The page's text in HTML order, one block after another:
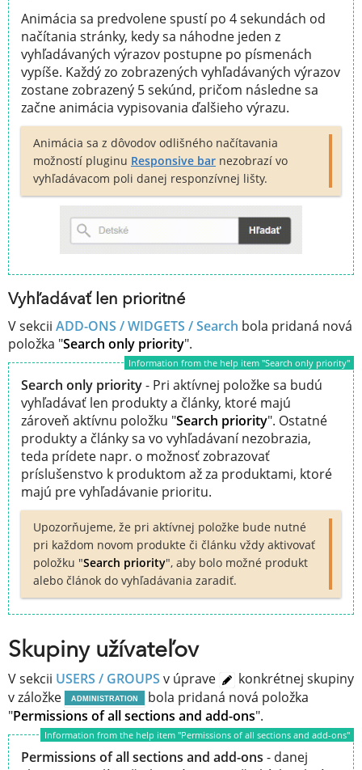
Animácia sa predvolene spustí po 4 sekundách od
načítania stránky, kedy sa náhodne jeden z
vyhľadávaných výrazov postupne po písmenách
vypíše. Každý zo zobrazených vyhľadávaných výrazov
zostane zobrazený 5 sekúnd, pričom následne sa
začne animácia vypisovania ďalšieho výrazu.
Animácia sa z dôvodov odlišného načítavania
možností pluginu Responsive bar nezobrazí vo
vyhľadávacom poli danej responzívnej lišty.
Vyhľadávať len prioritné
V sekcii ADD-ONS / WIDGETS /Search bola pridaná nová
položka "Search only priority".
Information from the help item "Search only priority"
Search only priority- Pri aktívnej položke sa budú
vyhľadávať len produkty a články, ktoré majú
zároveň aktívnu položku "Search priority". Ostatné
produkty a články sa vo vyhľadávaní nezobrazia,
teda prídete napr. o možnosť zobrazovať
príslušenstvo k produktom až za produktami, ktoré
majú pre vyhľadávanie prioritu.
Upozorňujeme, že pri aktívnej položke bude nutné
pri každom novom produkte či článku vždy aktivovať
položku "Search priority", aby bolo možné produkt
alebo článok do vyhľadávania zaradiť.
Skupiny užívateľov
V sekcii USERS / GROUPS v úprave
konkrétnej skupiny
v záložke
ADMINISTRATION
bola pridaná nová položka
"Permissions of all sections and add-ons".
Information from the help item "Permissions of all sections and add-ons"
Permissions of all sections and add-ons - danej